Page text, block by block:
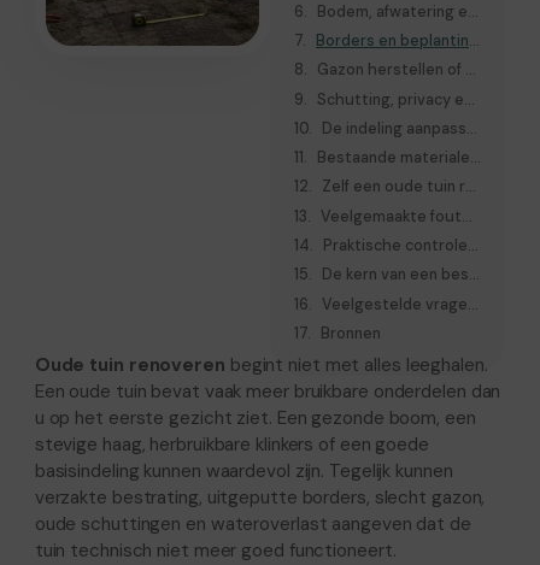
Bodem, afwatering en hoogteverschillen aanpakken
Borders en beplanting vernieuwen
Gazon herstellen of vervangen
Schutting, privacy en erfafscheiding beoordelen
De indeling aanpassen aan huidig gebruik
Bestaande materialen en volwassen groen hergebruiken
Zelf een oude tuin renoveren of een hovenier inschakelen
Veelgemaakte fouten bij het renoveren van een oude tuin
Praktische controle vóór de uitvoering begint
De kern van een bestaande tuin verstandig vernieuwen
Veelgestelde vragen over oude tuin renoveren
Bronnen
Oude tuin renoveren begint niet met alles leeghalen.
Een oude tuin bevat vaak meer bruikbare onderdelen dan
u op het eerste gezicht ziet. Een gezonde boom, een
stevige haag, herbruikbare klinkers of een goede
basisindeling kunnen waardevol zijn. Tegelijk kunnen
verzakte bestrating, uitgeputte borders, slecht gazon,
oude schuttingen en wateroverlast aangeven dat de
tuin technisch niet meer goed functioneert.